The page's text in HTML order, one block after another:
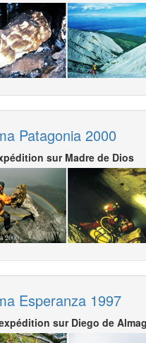
Patagonia 2000
sur Madre de Dios
Esperanza 1997
sur Diego de